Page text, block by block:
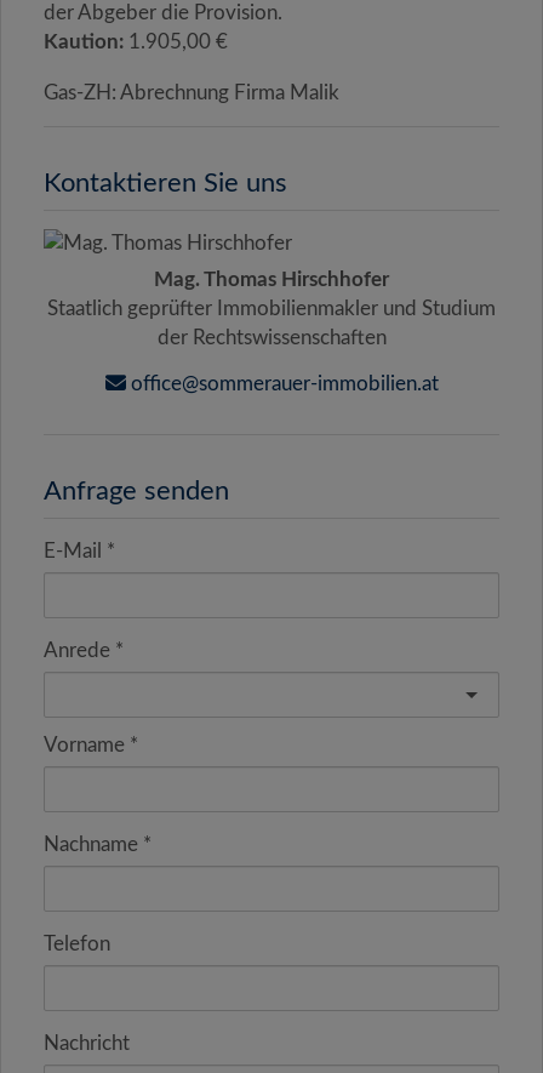
der Abgeber die Provision.
Kaution: 1.905,00 €
Gas-ZH: Abrechnung Firma Malik
Kontaktieren Sie uns
Mag. Thomas Hirschhofer
Staatlich geprüfter Immobilienmakler und Studium
der Rechtswissenschaften
office@sommerauer-immobilien.at
Anfrage senden
E-Mail
Anrede
Vorname
Nachname
Telefon
Nachricht